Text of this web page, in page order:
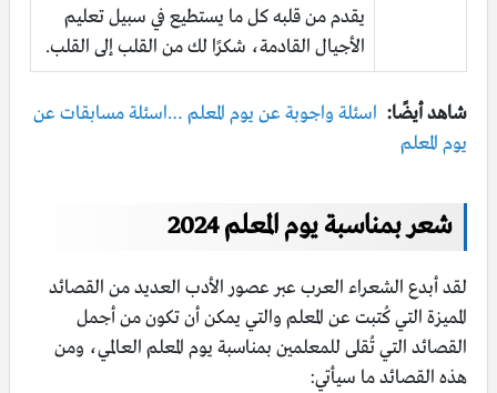
يقدم من قلبه كل ما يستطيع في سبيل تعليم
الأجيال القادمة، شكرًا لك من القلب إلى القلب.
شاهد أيضًا: اسئلة واجوبة عن يوم المعلم …اسئلة مسابقات عن
يوم المعلم
شعر بمناسبة يوم المعلم 2024
لقد أبدع الشعراء العرب عبر عصور الأدب العديد من القصائد
المميزة التي كُتبت عن المعلم والتي يمكن أن تكون من أجمل
القصائد التي تُقلى للمعلمين بمناسبة يوم المعلم العالمي، ومن
هذه القصائد ما سيأتي: